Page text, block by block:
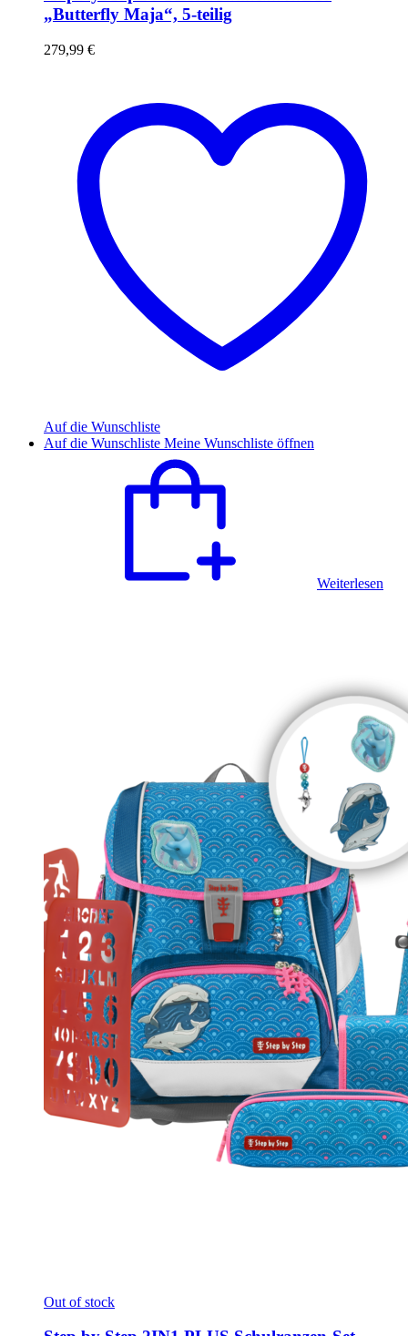
„Butterfly Maja“, 5-teilig
279,99 €
Auf die Wunschliste
Auf die Wunschliste Meine Wunschliste öffnen
Weiterlesen
Out of stock